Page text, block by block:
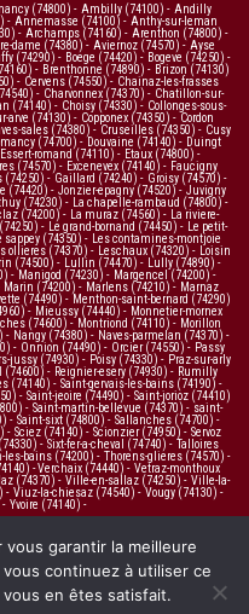
(74800) - Ambilly (74100) - Andilly
- Annemasse (74100) -Anthy-sur-leman
- Archamps (74160) - Arenthon (74800) -
dame (74380) - Aviernoz (74570) - Ayse
(74290) - Boege (74420) - Bogeve (74250) -
- Brenthonne (74890) - Brizon (74130)
- Cervens (74550)- Chainaz-les-frasses
- Charvonnex (74370) - Chatillon-sur-
(74140) - Choisy (74330) - Collonges-sous-
arve (74130) - Copponex (74350) - Cordon
sales (74380) - Cruseilles (74350) - Cusy
(74700) -Douvaine (74140) - Duingt
Essert-romand (74110) - Etaux (74800) -
(74570) - Excenevex (74140) - Faucigny
(74250) -Gaillard (74240) - Groisy (74570) -
(74420) - Jonzier-epagny (74520) -Juvigny
(74230) - La chapelle-rambaud (74800) -
(74200) - La muraz (74560) -
La riviere-
(74250) - Le grand-bornand (74450) -
Le petit-
sappey (74350) -
Les contamines-montjoie
ollieres (74370) - Leschaux (74320) -
Loisin
(74500) - Lullin (74470) - Lully (74890) -
- Manigod (74230) - Margencel (74200)-
Marin (74200) - Marlens (74210) - Marnaz
(74490) -Menthon-saint-bernard (74290)
- Mieussy (74440) - Monnetier-mornex
(74600) - Montriond (74110) - Morillon
- Nangy (74380) - Naves-parmelan (74370) -
- Onnion (74490) - Orcier (74550) - Passy
jussy (74930) - Poisy (74330) - Praz-sur-arly
(74600)- Reignier-esery (74930) - Rumilly
(74140) - Saint-gervais-les-bains (74190) -
- Saint-jeoire (74490) - Saint-jorioz (74410)
- Saint-martin-bellevue (74370) - saint-
- Saint-sixt (74800) - Sallanches (74700) -
- Sciez (74140) - Scionzier (74950) - Servoz
- Sixt-fer-a-cheval (74740) - Talloires
les-bains (74200) - Thorens-glieres (74570) -
-Verchaix (74440) - Vetraz-monthoux
(74370) - Ville-en-sallaz (74250) - Ville-la-
- Viuz-la-chiesaz (74540) - Vougy (74130) -
- Yvoire (74140) -
garantir la meilleure
continuez à utiliser ce
en êtes satisfait.